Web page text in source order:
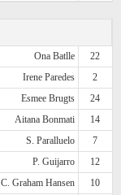
Ona Batlle
22
Irene Paredes
2
Esmee Brugts
24
Aitana Bonmati
14
S. Paralluelo
7
P. Guijarro
12
C. Graham Hansen
10